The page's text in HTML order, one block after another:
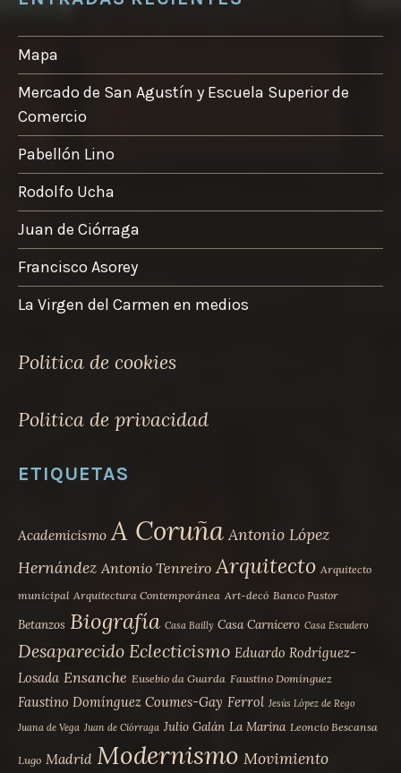
Mapa
Mercado de San Agustín y Escuela Superior de
Comercio
Pabellón Lino
Rodolfo Ucha
Juan de Ciórraga
Francisco Asorey
La Virgen del Carmen en medios
Politica de cookies
Politica de privacidad
ETIQUETAS
Academicismo A Coruña Antonio López
Hernández Antonio Tenreiro Arquitecto Arquitecto
municipal Arquitectura Contemporánea Art-decó Banco Pastor
Betanzos Biografía Casa Bailly Casa Carnicero Casa Escudero
Desaparecido Eclecticismo Eduardo Rodríguez-
Losada Ensanche Eusebio da Guarda Faustino Domínguez
Faustino Domínguez Coumes-Gay Ferrol Jesús López de Rego
Juana de Vega Juan de Ciórraga Julio Galán La Marina Leoncio Bescansa
Lugo Madrid Modernismo Movimiento